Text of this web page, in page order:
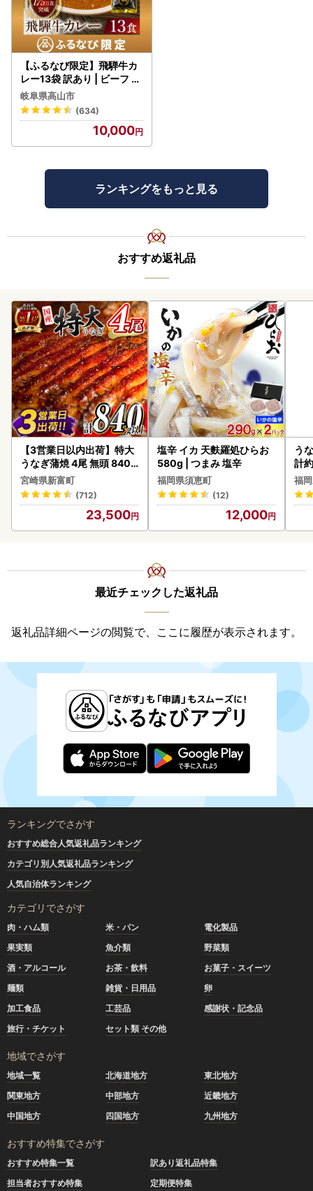
【ふるなび限定】飛騨牛カ
レー13袋 訳あり | ビーフ レ
トルト 訳あり DC006-CP
01 FN-Limited-VO
岐阜県高山市
(634)
10,000
ランキングをもっと見る
おすすめ返礼品
【3営業日以内出荷】特大
うなぎ蒲焼 4尾 無頭 840g
以上 C388-840-3D
宮崎県新富町
(712)
23,500
塩辛 イカ 天麩羅処ひらお
580g | つまみ 塩辛
福岡県須恵町
(12)
12,000
う
計
な
福
最近チェックした返礼品
返礼品詳細ページの閲覧で、ここに履歴が表示されます。
ランキングでさがす
おすすめ総合人気返礼品ランキング
カテゴリ別人気返礼品ランキング
人気自治体ランキング
カテゴリでさがす
肉・ハム類 米・パン
電化製品
果実類
魚介類
野菜類
酒・アルコール
お茶・飲料
お菓子・スイーツ
麺類
雑貨・日用品
卵
加工食品
工芸品
感謝状・記念品
旅行・チケット
セット類 その他
地域でさがす
地域一覧 北海道地方
東北地方
関東地方
中部地方
近畿地方
中国地方
四国地方 九州地方
おすすめ特集でさがす
おすすめ特集一覧
訳あり返礼品特集
担当者おすすめ特集
定期便特集